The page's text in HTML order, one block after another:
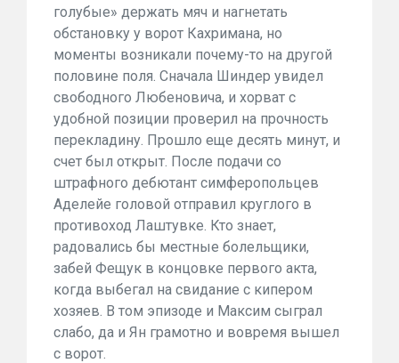
голубые» держать мяч и нагнетать
обстановку у ворот Кахримана, но
моменты возникали почему-то на другой
половине поля. Сначала Шиндер увидел
свободного Любеновича, и хорват с
удобной позиции проверил на прочность
перекладину. Прошло еще десять минут, и
счет был открыт. После подачи со
штрафного дебютант симферопольцев
Аделейе головой отправил круглого в
противоход Лаштувке. Кто знает,
радовались бы местные болельщики,
забей Фещук в концовке первого акта,
когда выбегал на свидание с кипером
хозяев. В том эпизоде и Максим сыграл
слабо, да и Ян грамотно и вовремя вышел
с ворот.